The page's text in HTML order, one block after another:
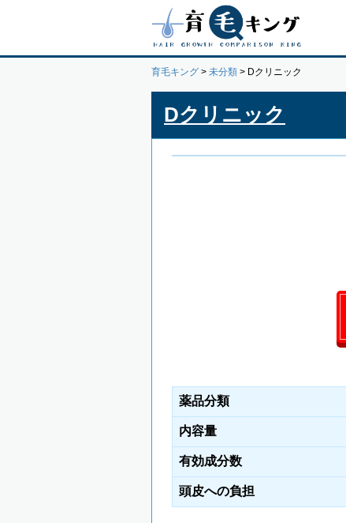
育毛キング > 未分類 > Dクリニック
Dクリニック
薬品分類
内容量
有効成分数
頭皮への負担